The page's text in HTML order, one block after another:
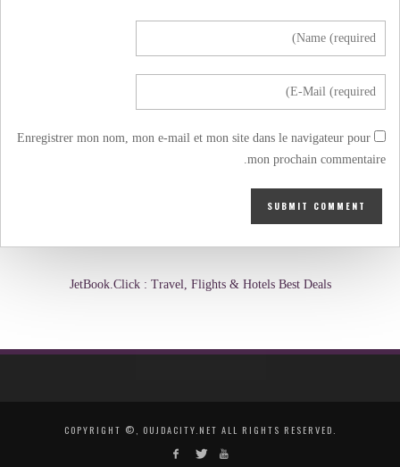
Enregistrer mon nom, mon e-mail et mon site dans le navigateur pour
mon prochain commentaire.
JetBook.Click : Travel, Flights & Hotels Best Deals
COPYRIGHT ©, OUJDACITY.NET ALL RIGHTS RESERVED.